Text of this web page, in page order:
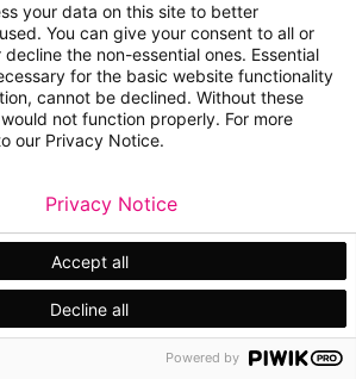
your data on this site to better
You can give your consent to all or
the non-essential ones. Essential
for the basic website functionality
cannot be declined. Without these
not function properly. For more
our Privacy Notice.
Accept all
Decline all
Privacy Notice
Powered by